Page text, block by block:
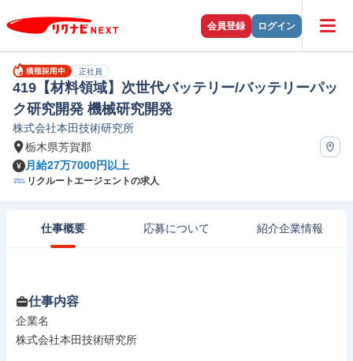
会員登録 ログイン
正社員
419【材料領域】次世代バッテリー/バッテリーパッ
ク研究開発 機械研究開発
株式会社本田技術研究所
栃木県芳賀郡
月給27万7000円以上
リクルートエージェントの求人
仕事概要 応募について 紹介企業情報
仕事内容
企業名
株式会社本田技術研究所